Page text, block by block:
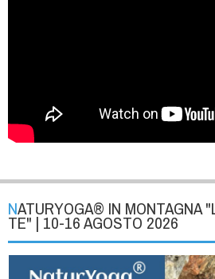
NATURYOGA® IN MONTAGNA "LA MAGIA INIZIA DA
TE" | 10-16 AGOSTO 2026